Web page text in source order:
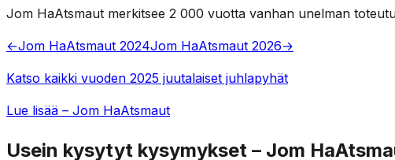
Jom HaAtsmaut merkitsee 2 000 vuotta vanhan unelman
←Jom HaAtsmaut 2024Jom HaAtsmaut 2026→
Katso kaikki vuoden 2025 juutalaiset juhlapyhät
Lue lisää – Jom HaAtsmaut
Usein kysytyt kysymykset – Jom